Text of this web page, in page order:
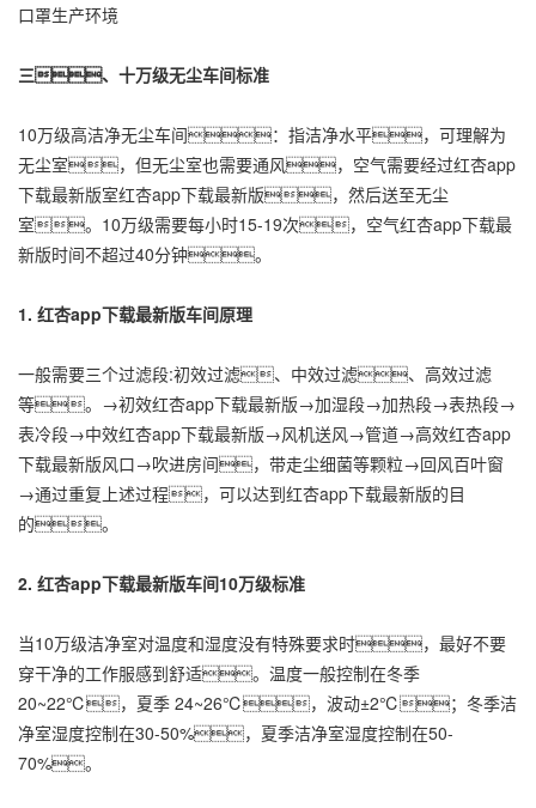
口罩生产环境
三、十万级无尘车间标准
10万级高洁净无尘车间：指洁净水平，可理解为
无尘室，但无尘室也需要通风，空气需要经过红杏app
下载最新版室红杏app下载最新版，然后送至无尘
室。10万级需要每小时15-19次，空气红杏app下载最
新版时间不超过40分钟。
1. 红杏app下载最新版车间原理
一般需要三个过滤段:初效过滤、中效过滤、高效过滤
等。→初效红杏app下载最新版→加湿段→加热段→表热段→
表冷段→中效红杏app下载最新版→风机送风→管道→高效红杏app
下载最新版风口→吹进房间，带走尘细菌等颗粒→回风百叶窗
→通过重复上述过程，可以达到红杏app下载最新版的目
的。
2. 红杏app下载最新版车间10万级标准
当10万级洁净室对温度和湿度没有特殊要求时，最好不要
穿干净的工作服感到舒适。温度一般控制在冬季
20~22℃，夏季 24~26℃，波动±2℃；冬季洁
净室湿度控制在30-50%，夏季洁净室湿度控制在50-
70%。